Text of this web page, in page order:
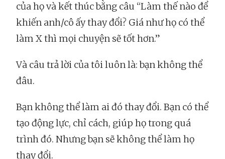
của họ và kết thúc bằng câu “Làm thế nào để
khiến anh/cô ấy thay đổi? Giá như họ có thể
làm X thì mọi chuyện sẽ tốt hơn.”
Và câu trả lời của tôi luôn là: bạn không thể
đâu.
Bạn không thể làm ai đó thay đổi. Bạn có thể
tạo động lực, chỉ cách, giúp họ trong quá
trình đó. Nhưng bạn sẽ không thể làm họ
thay đổi.